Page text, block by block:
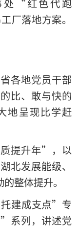
厂落地方案。
各地党员干部
比、敢与快的
地呈现比学赶
提升年”，以
北发展能级、
整体提升。
建成支点”专
系列，讲述党